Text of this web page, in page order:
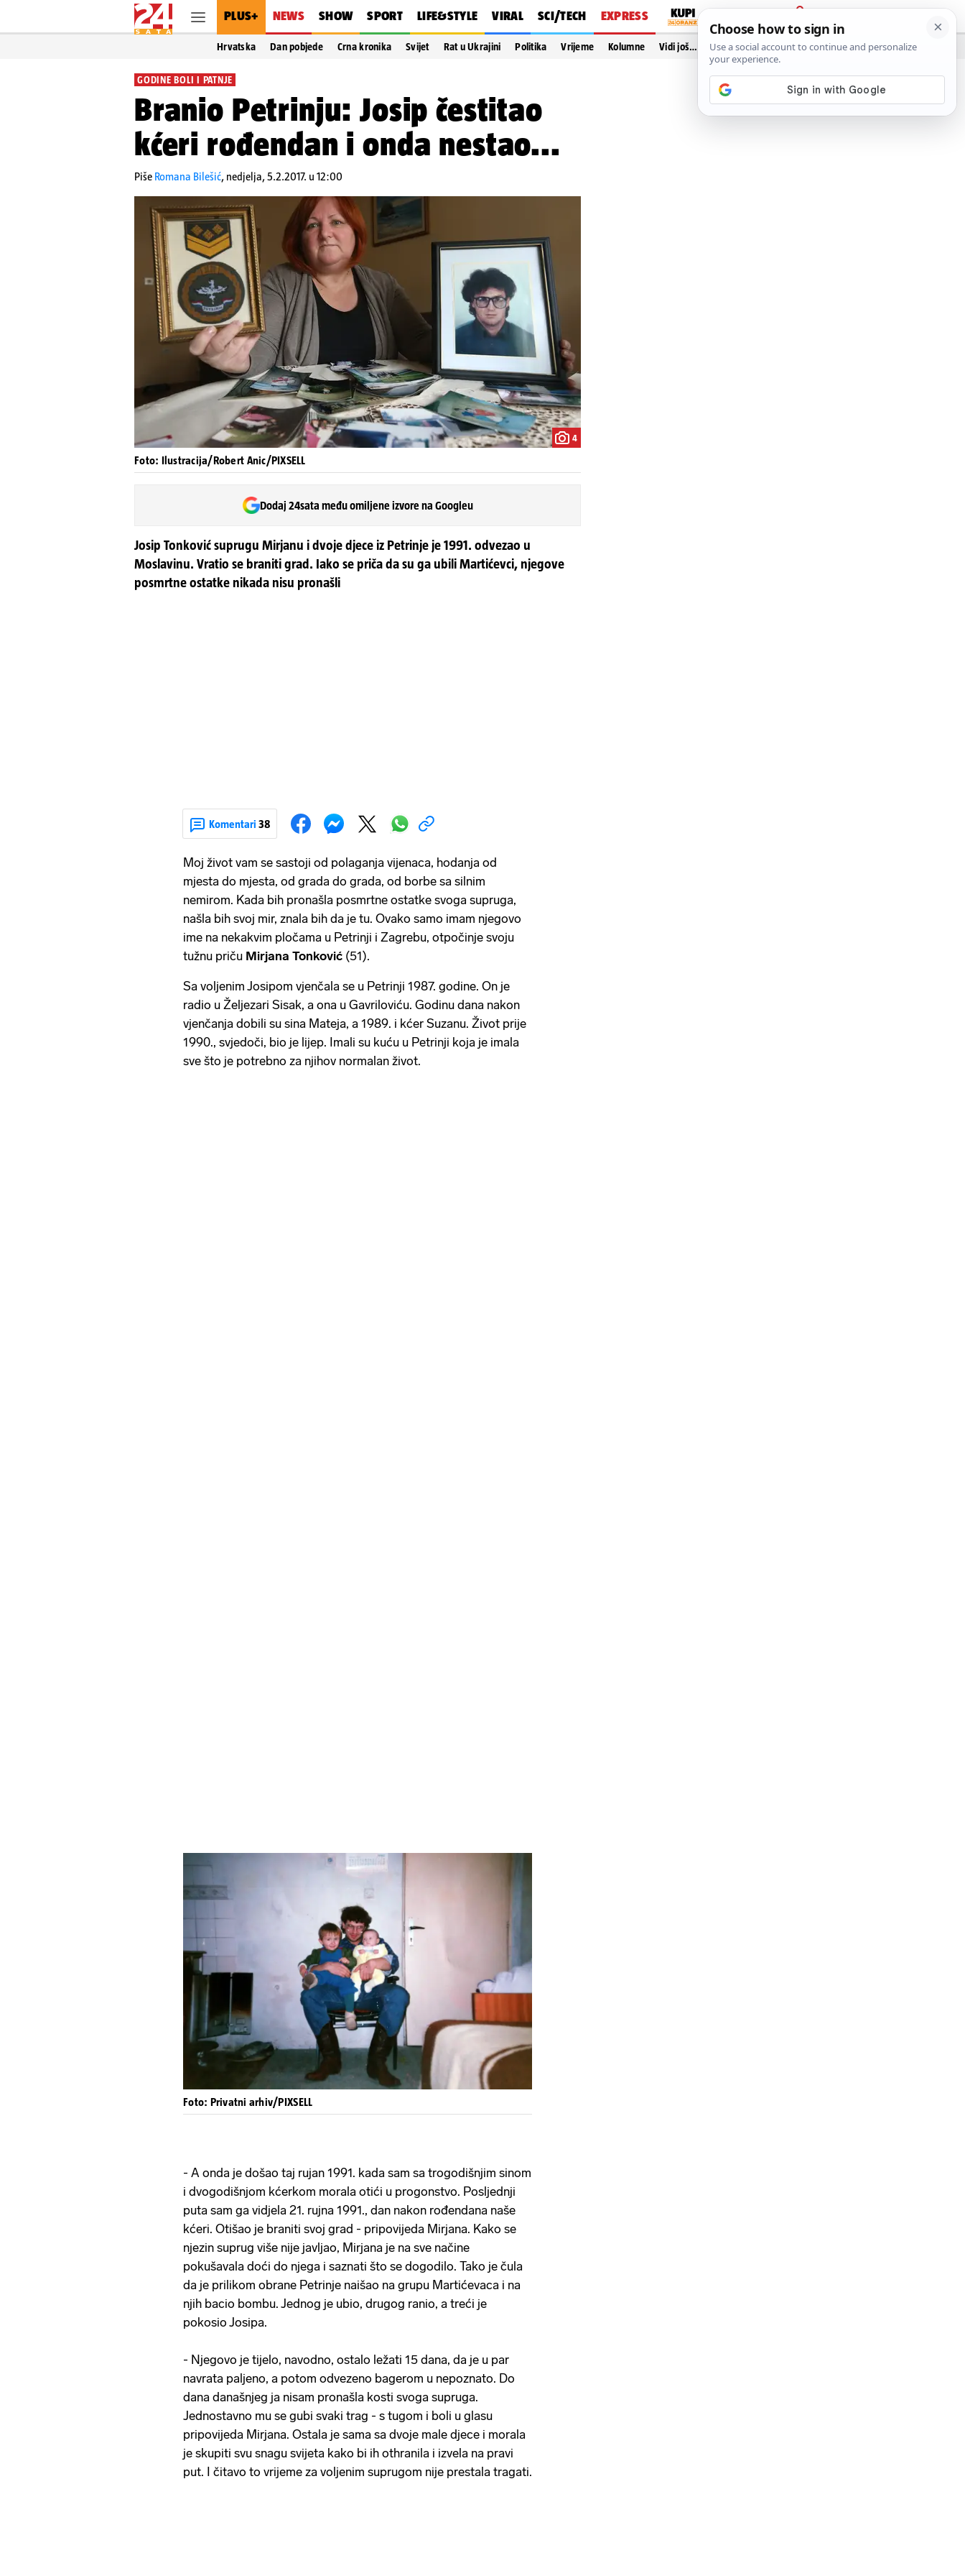
PLUS+ NEWS SHOW SPORT LIFE&STYLE VIRAL SCI/TECH EXPRESS
PRIJAVA
Hrvatska Dan pobjede Crna kronika Svijet Rat u Ukrajini Politika Vrijeme Kolumne Vidi još…
GODINE BOLI I PATNJE
Branio Petrinju: Josip čestitao
kćeri rođendan i onda nestao...
Piše Romana Bilešić, nedjelja, 5.2.2017. u 12:00
4
Foto: Ilustracija/Robert Anic/PIXSELL
Dodaj 24sata među omiljene izvore na Googleu
Josip Tonković suprugu Mirjanu i dvoje djece iz Petrinje je 1991. odvezao u
Moslavinu. Vratio se braniti grad. Iako se priča da su ga ubili Martićevci, njegove
posmrtne ostatke nikada nisu pronašli
Komentari 38
Moj život vam se sastoji od polaganja vijenaca, hodanja od
mjesta do mjesta, od grada do grada, od borbe sa silnim
nemirom. Kada bih pronašla posmrtne ostatke svoga supruga,
našla bih svoj mir, znala bih da je tu. Ovako samo imam njegovo
ime na nekakvim pločama u Petrinji i Zagrebu, otpočinje svoju
tužnu priču Mirjana Tonković (51).
Sa voljenim Josipom vjenčala se u Petrinji 1987. godine. On je
radio u Željezari Sisak, a ona u Gavriloviću. Godinu dana nakon
vjenčanja dobili su sina Mateja, a 1989. i kćer Suzanu. Život prije
1990., svjedoči, bio je lijep. Imali su kuću u Petrinji koja je imala
sve što je potrebno za njihov normalan život.
Foto: Privatni arhiv/PIXSELL
- A onda je došao taj rujan 1991. kada sam sa trogodišnjim sinom
i dvogodišnjom kćerkom morala otići u progonstvo. Posljednji
puta sam ga vidjela 21. rujna 1991., dan nakon rođendana naše
kćeri. Otišao je braniti svoj grad - pripovijeda Mirjana. Kako se
njezin suprug više nije javljao, Mirjana je na sve načine
pokušavala doći do njega i saznati što se dogodilo. Tako je čula
da je prilikom obrane Petrinje naišao na grupu Martićevaca i na
njih bacio bombu. Jednog je ubio, drugog ranio, a treći je
pokosio Josipa.
- Njegovo je tijelo, navodno, ostalo ležati 15 dana, da je u par
navrata paljeno, a potom odvezeno bagerom u nepoznato. Do
dana današnjeg ja nisam pronašla kosti svoga supruga.
Jednostavno mu se gubi svaki trag - s tugom i boli u glasu
pripovijeda Mirjana. Ostala je sama sa dvoje male djece i morala
je skupiti svu snagu svijeta kako bi ih othranila i izvela na pravi
put. I čitavo to vrijeme za voljenim suprugom nije prestala tragati.